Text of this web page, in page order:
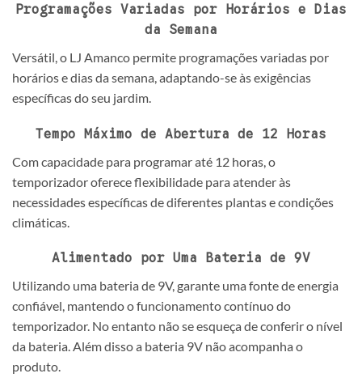
Programações Variadas por Horários e Dias
da Semana
Versátil, o LJ Amanco permite programações variadas por
horários e dias da semana, adaptando-se às exigências
específicas do seu jardim.
Tempo Máximo de Abertura de 12 Horas
Com capacidade para programar até 12 horas, o
temporizador oferece flexibilidade para atender às
necessidades específicas de diferentes plantas e condições
climáticas.
Alimentado por Uma Bateria de 9V
Utilizando uma bateria de 9V, garante uma fonte de energia
confiável, mantendo o funcionamento contínuo do
temporizador. No entanto não se esqueça de conferir o nível
da bateria. Além disso a bateria 9V não acompanha o
produto.